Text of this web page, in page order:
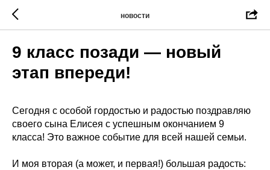
новости
9 класс позади — новый
этап впереди!
Сегодня с особой гордостью и радостью поздравляю
своего сына Елисея с успешным окончанием 9
класса! Это важное событие для всей нашей семьи.
И моя вторая (а может, и первая!) большая радость: